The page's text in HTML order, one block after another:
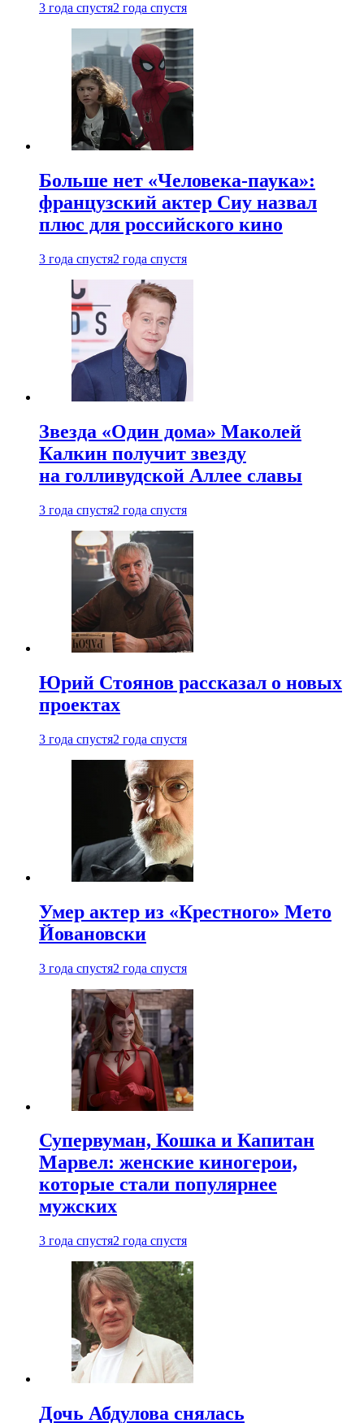
3 года спустя2 года спустя
Больше нет «Человека-паука»:
французский актер Сиу назвал
плюс для российского кино
3 года спустя2 года спустя
Звезда «Один дома» Маколей
Калкин получит звезду
на голливудской Аллее славы
3 года спустя2 года спустя
Юрий Стоянов рассказал о новых
проектах
3 года спустя2 года спустя
Умер актер из «Крестного» Мето
Йовановски
3 года спустя2 года спустя
Супервуман, Кошка и Капитан
Марвел: женские киногерои,
которые стали популярнее
мужских
3 года спустя2 года спустя
Дочь Абдулова снялась